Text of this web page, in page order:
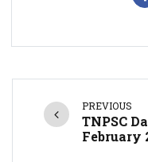
PREVIOUS
TNPSC
February